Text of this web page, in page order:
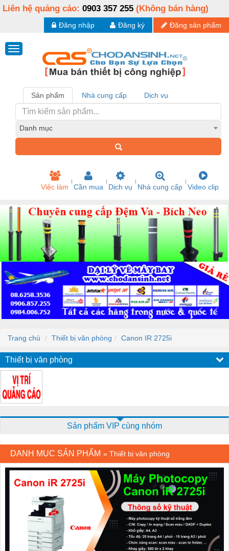
Liên hệ quảng cáo: 0903 357 255 (Không bán hàng)
Đăng sản phẩm
Đăng ký
Đăng nhập
Sản phẩm Nhà cung cấp Dịch vụ
Danh mục
Việc làm Cần mua Dịch vụ Nhà cung cấp Video clip
Trang chủ Thiết bị văn phòng Canon IR 2725i
Thiết bị văn phòng
Sản phẩm VIP cùng nhóm
DANH MỤC SẢN PHẨM » Thiết bị văn phòng